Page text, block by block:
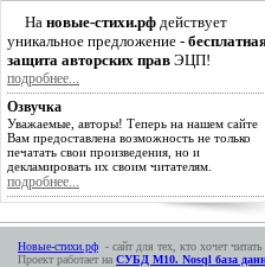
На новые-стихи.рф действует
уникальное предложение -
защита авторских прав ЭЦП!
подробнее...
Озвучка
Уважаемые, авторы! Теперь на нашем сайте
Вам предоставлена возможность не только
печатать свои произведения, но и
декламировать их своим читателям.
подробнее...
Новые-стихи.рф - сайт для тех, кто хочет
Проект работает на СУБД М10. Nosql база